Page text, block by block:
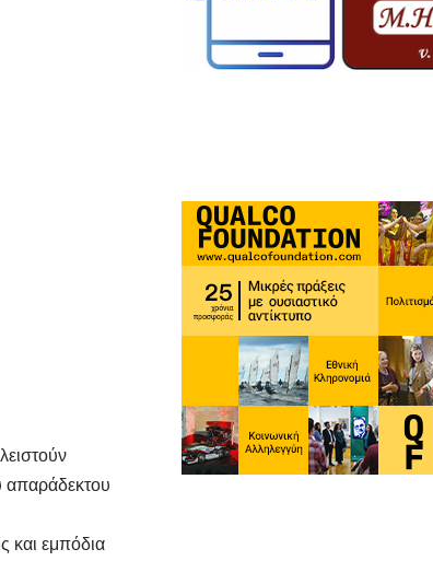
απαράδεκτου
και εμπόδια